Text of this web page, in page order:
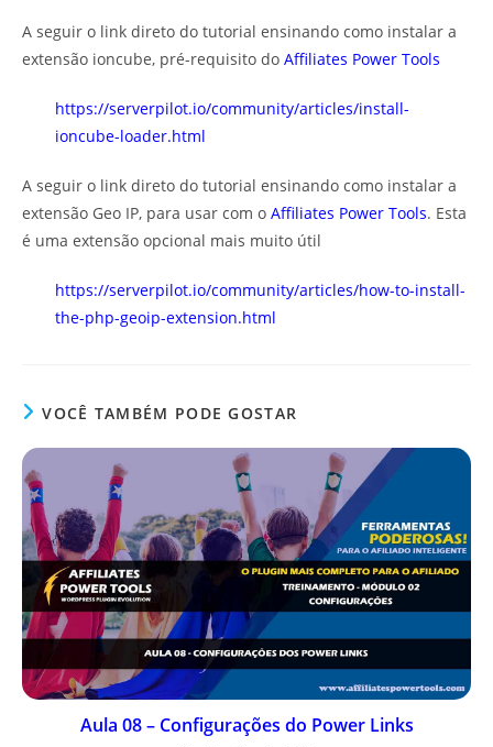
A seguir o link direto do tutorial ensinando como instalar a
extensão ioncube, pré-requisito do Affiliates Power Tools
https://serverpilot.io/community/articles/install-
ioncube-loader.html
A seguir o link direto do tutorial ensinando como instalar a
extensão Geo IP, para usar com o Affiliates Power Tools. Esta
é uma extensão opcional mais muito útil
https://serverpilot.io/community/articles/how-to-install-
the-php-geoip-extension.html
VOCÊ TAMBÉM PODE GOSTAR
Aula 08 – Configurações do Power Links